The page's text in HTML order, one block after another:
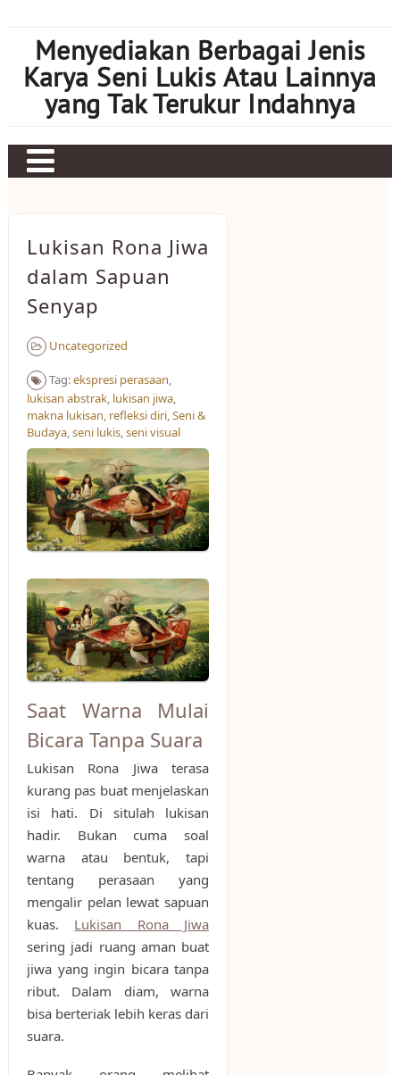
contentMenyediakan Berbagai Jenis
Karya Seni Lukis Atau Lainnya
yang Tak Terukur Indahnya
Lukisan Rona Jiwa
dalam Sapuan
Senyap
Uncategorized
Tag:ekspresi perasaan,
lukisan abstrak, lukisan jiwa,
makna lukisan, refleksi diri,Seni &
Budaya,seni lukis,seni visual
Saat Warna Mulai
Bicara Tanpa Suara
Lukisan Rona Jiwa terasa
kurang pas buat menjelaskan
isi hati. Di situlah lukisan
hadir. Bukan cuma soal
warna atau bentuk, tapi
tentang perasaan yang
mengalir pelan lewat sapuan
kuas. Lukisan Rona Jiwa
sering jadi ruang aman buat
jiwa yang ingin bicara tanpa
ribut. Dalam diam, warna
bisa berteriak lebih keras dari
suara.